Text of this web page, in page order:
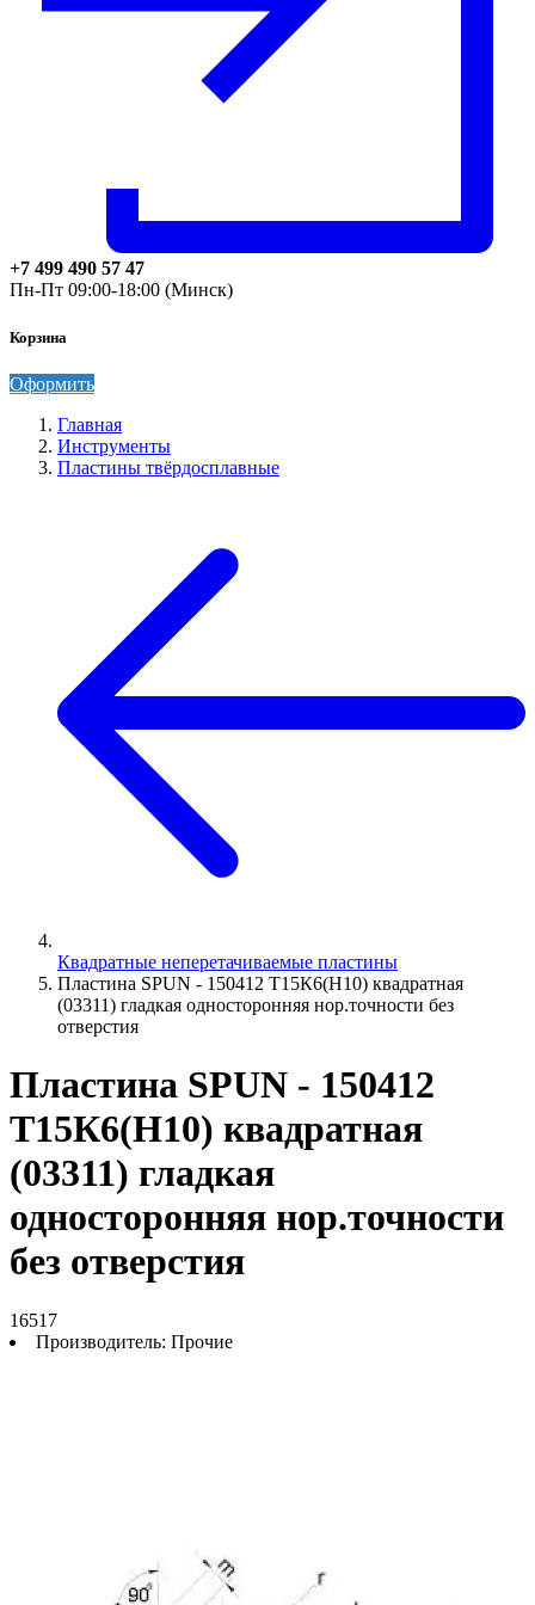
+7 499 490 57 47
Пн-Пт 09:00-18:00 (Минск)
Корзина
Оформить
Главная
Инструменты
Пластины твёрдосплавные
Квадратные неперетачиваемые пластины
Пластина SPUN - 150412 Т15К6(Н10) квадратная
(03311) гладкая односторонняя нор.точности без
отверстия
Пластина SPUN - 150412
Т15К6(Н10) квадратная
(03311) гладкая
односторонняя нор.точности
без отверстия
16517
Производитель: Прочие